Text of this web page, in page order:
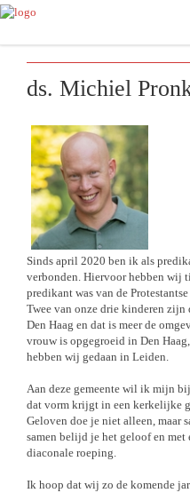
ds. Michiel
Sinds april 2020 ben ik als
verbonden. Hiervoor hebben wij
predikant was van de
Twee van onze drie kinderen zijn
Den Haag en dat is meer de
vrouw is opgegroeid in Den
hebben wij gedaan in Leiden.
Aan deze gemeente wil ik mijn
dat vorm krijgt in een kerkelijke
Geloven doe je niet alleen, maar
samen belijd je het geloof en
diaconale roeping.
Ik hoop dat wij zo de komende